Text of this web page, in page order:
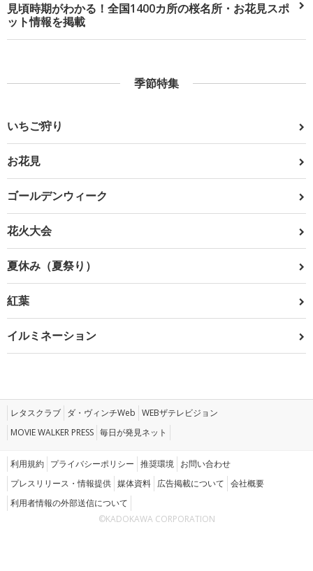
見頃時期がわかる！全国1400カ所の桜名所・お花見スポ
ット情報を掲載
季節特集
いちご狩り
お花見
ゴールデンウィーク
花火大会
夏休み（夏祭り）
紅葉
イルミネーション
レタスクラブ ダ・ヴィンチWeb WEBザテレビジョン
MOVIE WALKER PRESS 毎日が発見ネット
利用規約 プライバシーポリシー 推奨環境 お問い合わせ
プレスリリース・情報提供 媒体資料 広告掲載について 会社概要
利用者情報の外部送信について
©KADOKAWA CORPORATION